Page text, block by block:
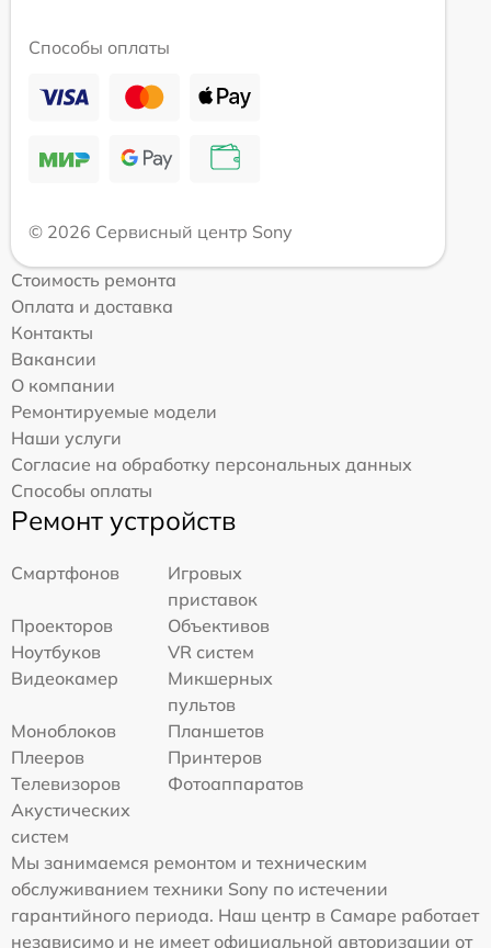
Способы оплаты
© 2026 Сервисный центр Sony
Стоимость ремонта
Оплата и доставка
Контакты
Вакансии
О компании
Ремонтируемые модели
Наши услуги
Согласие на обработку персональных данных
Способы оплаты
Ремонт устройств
Смартфонов
Игровых
приставок
Проекторов
Объективов
Ноутбуков
VR систем
Видеокамер
Микшерных
пультов
Моноблоков
Планшетов
Плееров
Принтеров
Телевизоров
Фотоаппаратов
Акустических
систем
Мы занимаемся ремонтом и техническим
обслуживанием техники Sony по истечении
гарантийного периода. Наш центр в Самаре работает
независимо и не имеет официальной авторизации от